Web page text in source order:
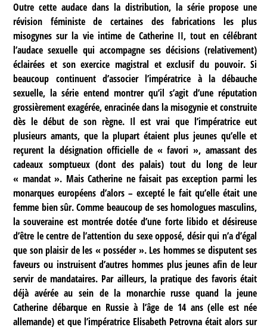
Outre cette audace dans la distribution, la série propose une
révision féministe de certaines des fabrications les plus
misogynes sur la vie intime de Catherine II, tout en célébrant
l’audace sexuelle qui accompagne ses décisions (relativement)
éclairées et son exercice magistral et exclusif du pouvoir. Si
beaucoup continuent d’associer l’impératrice à la débauche
sexuelle, la série entend montrer qu’il s’agit d’une réputation
grossièrement exagérée, enracinée dans la misogynie et construite
dès le début de son règne. Il est vrai que l’impératrice eut
plusieurs amants, que la plupart étaient plus jeunes qu’elle et
reçurent la désignation officielle de « favori », amassant des
cadeaux somptueux (dont des palais) tout du long de leur
« mandat ». Mais Catherine ne faisait pas exception parmi les
monarques européens d’alors – excepté le fait qu’elle était une
femme bien sûr. Comme beaucoup de ses homologues masculins,
la souveraine est montrée dotée d’une forte libido et désireuse
d’être le centre de l’attention du sexe opposé, désir qui n’a d’égal
que son plaisir de les « posséder ». Les hommes se disputent ses
faveurs ou instruisent d’autres hommes plus jeunes afin de leur
servir de mandataires. Par ailleurs, la pratique des favoris était
déjà avérée au sein de la monarchie russe quand la jeune
Catherine débarque en Russie à l’âge de 14 ans (elle est née
allemande) et que l’impératrice Elisabeth Petrovna était alors sur